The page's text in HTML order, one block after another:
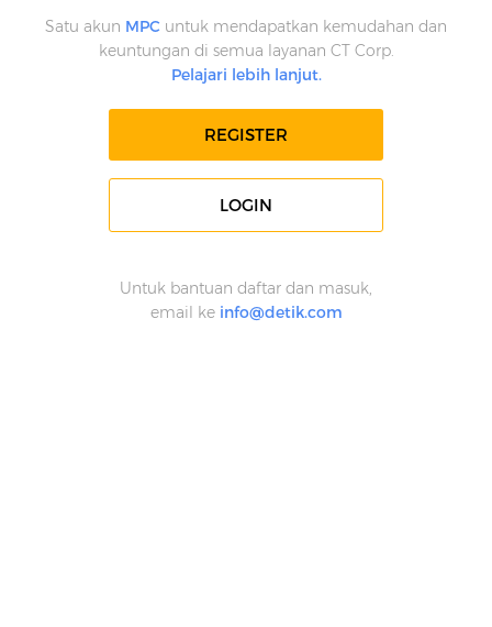
Satu akun MPC untuk mendapatkan kemudahan dan
keuntungan di semua layanan CT Corp.
Pelajari lebih lanjut.
REGISTER
LOGIN
Untuk bantuan daftar dan masuk,
email ke info@detik.com